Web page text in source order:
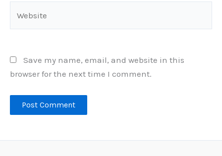
Save my name, email, and website in this
browser for the next time I comment.